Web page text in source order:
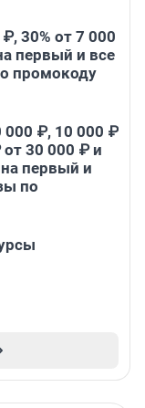
30% от 7 000
первый и все
промокоду
000 ₽, 10 000 ₽
30 000 ₽ и
первый и
по